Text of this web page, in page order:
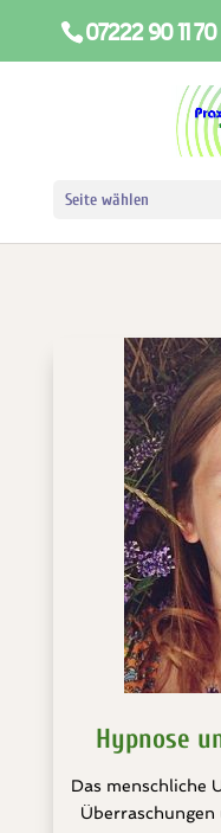
07222 90 11 70
Seite wählen
Hypnose
Das menschliche